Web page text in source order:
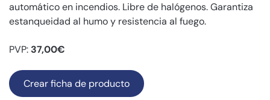
automático en incendios. Libre de halógenos. Garantiza
estanqueidad al humo y resistencia al fuego.
PVP: 37,00€
Crear ficha de producto